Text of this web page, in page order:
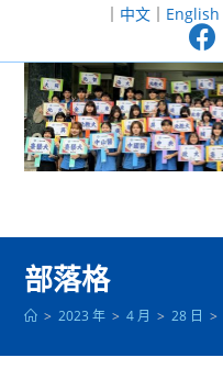
至
｜ 中文｜ English
部落格
> 2023 年 > 4 月 > 28 日 >